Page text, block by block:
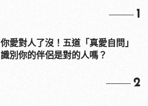
1
你愛對人了沒！五道「真愛自問」
識別你的伴侶是對的人嗎？
2